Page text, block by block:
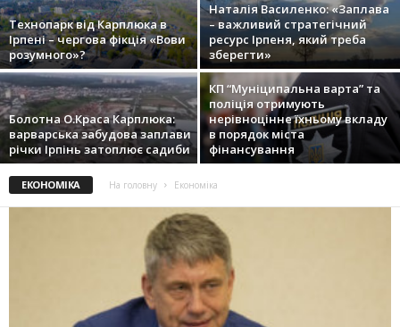
Технопарк від Карплюка в
Ірпені – чергова фікція «Вови
розумного»?
Наталія Василенко: «Заплава
– важливий стратегічний
ресурс Ірпеня, який треба
зберегти»
Болотна О.Краса Карплюка:
варварська забудова заплави
річки Ірпінь затоплює садиби
КП “Муніципальна варта” та
поліція отримують
нерівноцінне їхньому вкладу
в порядок міста
фінансування
ЕКОНОМІКА На головну Економіка